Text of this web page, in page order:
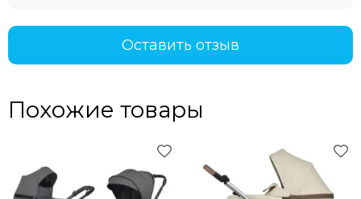
Оставить отзыв
Похожие товары